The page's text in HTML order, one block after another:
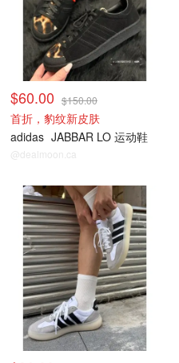
$60.00 $150.00
首折，豹纹新皮肤
adidas JABBAR LO 运动鞋
@dealmoon.ca